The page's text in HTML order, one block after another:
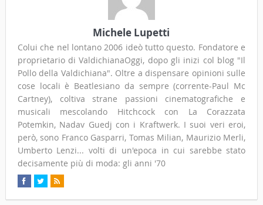
Michele Lupetti
Colui che nel lontano 2006 ideò tutto questo. Fondatore e
proprietario di ValdichianaOggi, dopo gli inizi col blog "Il
Pollo della Valdichiana". Oltre a dispensare opinioni sulle
cose locali è Beatlesiano da sempre (corrente-Paul Mc
Cartney), coltiva strane passioni cinematografiche e
musicali mescolando Hitchcock con La Corazzata
Potemkin, Nadav Guedj con i Kraftwerk. I suoi veri eroi,
però, sono Franco Gasparri, Tomas Milian, Maurizio Merli,
Umberto Lenzi... volti di un'epoca in cui sarebbe stato
decisamente più di moda: gli anni '70